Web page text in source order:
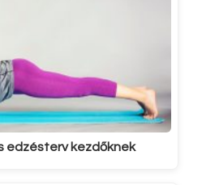
edzésterv kezdőknek